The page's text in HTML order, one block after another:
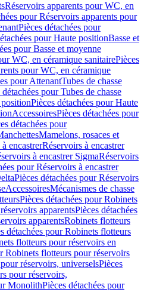
Réservoirs apparents pour WC, en
pour Réservoirs apparents pour
Pièces détachées pour
pour Haute positionBasse et
pour Basse et moyenne
WC, en céramique sanitairePièces
pour WC, en céramique
pour AttenantTubes de chasse
détachées pour Tubes de chasse
Pièces détachées pour Haute
AccessoiresPièces détachées pour
détachées pour
Mamelons, rosaces et
encastrerRéservoirs à encastrer
à encastrer SigmaRéservoirs
pour Réservoirs à encastrer
Pièces détachées pour Réservoirs
AccessoiresMécanismes de chasse
Pièces détachées pour Robinets
apparentsPièces détachées
apparentsRobinets flotteurs
détachées pour Robinets flotteurs
flotteurs pour réservoirs en
Robinets flotteurs pour réservoirs
réservoirs, universelsPièces
pour réservoirs,
MonolithPièces détachées pour